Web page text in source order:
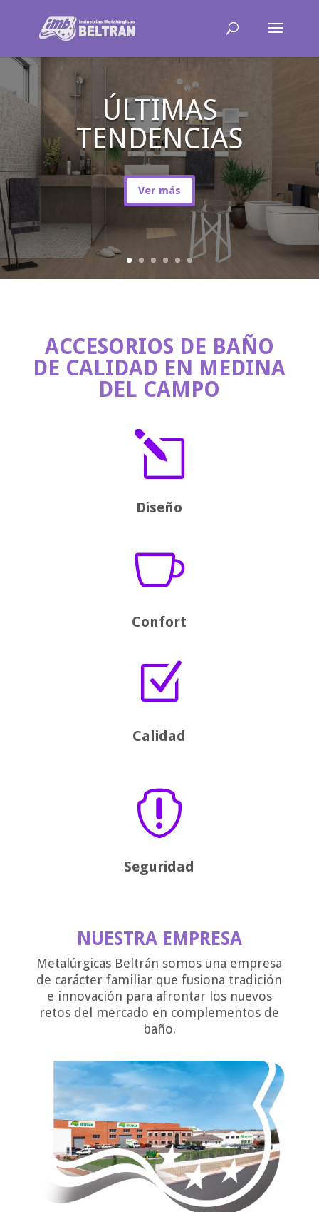
ÚLTIMAS
TENDENCIAS
Ver más
ACCESORIOS DE BAÑO
DE CALIDAD EN MEDINA
DEL CAMPO
l
Diseño

Confort
Z
Calidad

Seguridad
NUESTRA EMPRESA
Metalúrgicas Beltrán somos una empresa
de carácter familiar que fusiona tradición
e innovación para afrontar los nuevos
retos del mercado en complementos de
baño.